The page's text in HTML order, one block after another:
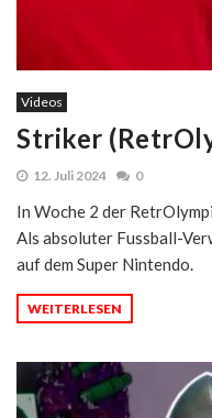
Videos
Striker
12. Juli 2024 0
In Woche 2 der
Als absoluter Fussball-
auf dem Super Nintendo.
WEITERLESEN